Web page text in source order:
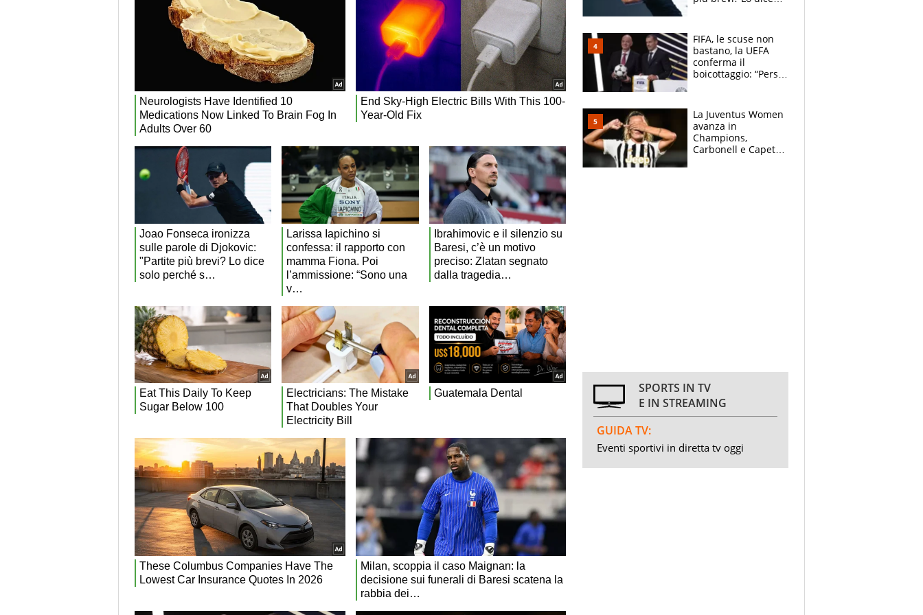
FIFA, le scuse non
bastano, la UEFA
conferma il
boicottaggio: “Persa
rivelazione sulla
Superlega
La Juventus Women
avanza in
Champions,
Carbonell e Capeta
SPORTS IN TV
E IN STREAMING
GUIDA TV:
Eventi sportivi in diretta tv oggi